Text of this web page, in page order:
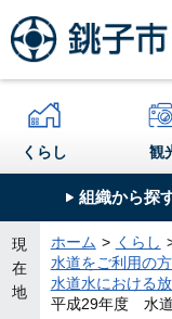
組織から探
くらし 観
現
在
地
ホーム くらし
水道をご利用の
水道水における
平成29年度 水道